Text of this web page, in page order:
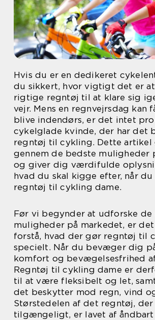
Hvis du er en dedikeret
du sikkert, hvor vigtigt det er at
rigtige regntøj til at klare sig
vejr. Mens en regnvejrsdag kan
blive indendørs, er det intet
cykelglade kvinde, der har det
regntøj til cykling. Dette artikel
gennem de bedste muligheder
og giver dig værdifulde
hvad du skal kigge efter, når
regntøj til cykling dame.
Før vi begynder at udforske de
muligheder på markedet, er
forstå, hvad der gør regntøj til
specielt. Når du bevæger dig
komfort og bevægelsesfrihed
Regntøj til cykling dame er
til at være fleksibelt og let,
det beskytter mod regn, vind
Størstedelen af det regntøj, der
tilgængeligt, er lavet af åndbart